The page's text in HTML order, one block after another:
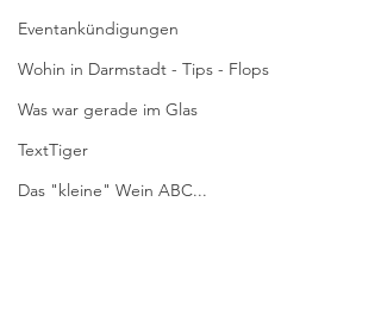
Eventankündigungen
Wohin in Darmstadt - Tips - Flops
Was war gerade im Glas
TextTiger
Das "kleine" Wein ABC...